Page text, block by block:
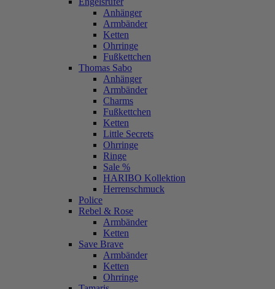
Anhänger
Armbänder
Ketten
Ohrringe
Fußkettchen
Thomas Sabo
Anhänger
Armbänder
Charms
Fußkettchen
Ketten
Little Secrets
Ohrringe
Ringe
Sale %
HARIBO Kollektion
Herrenschmuck
Police
Rebel & Rose
Armbänder
Ketten
Save Brave
Armbänder
Ketten
Ohrringe